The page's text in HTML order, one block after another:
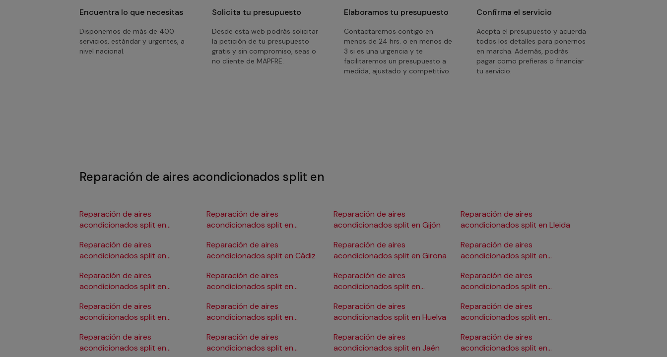
Encuentra lo que necesitas
Disponemos de más de 400
servicios, estándar y urgentes, a
nivel nacional.
Solicita tu presupuesto
Desde esta web podrás solicitar
la petición de tu presupuesto
gratis y sin compromiso, seas o
no cliente de MAPFRE.
Elaboramos tu presupuesto
Contactaremos contigo en
menos de 24 hrs. o en menos de
3 si es una urgencia y te
facilitaremos un presupuesto a
medida, ajustado y competitivo.
Confirma el servicio
Acepta el presupuesto y acuerda
todos los detalles para ponernos
en marcha. Además, podrás
pagar como prefieras o financiar
tu servicio.
Reparación de aires acondicionados split en
Reparación de aires
acondicionados split en
Reparación de aires
acondicionados split en
Reparación de aires
acondicionados split en
Reparación de aires
acondicionados split en
Reparación de aires
acondicionados split en
Reparación de aires
acondicionados split en
Reparación de aires
acondicionados split en Cádiz
Reparación de aires
acondicionados split en
Reparación de aires
acondicionados split en
Reparación de aires
acondicionados split en
Reparación de aires
acondicionados split en Gijón
Reparación de aires
acondicionados split en Girona
Reparación de aires
acondicionados split en
Reparación de aires
acondicionados split en Huelva
Reparación de aires
acondicionados split en Jaén
Reparación de aires
acondicionados split en Lleida
Reparación de aires
acondicionados split en
Reparación de aires
acondicionados split en
Reparación de aires
acondicionados split en
Reparación de aires
acondicionados split en